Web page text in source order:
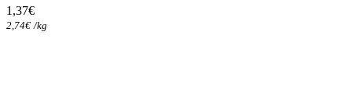
1,37€
2,74€ /kg